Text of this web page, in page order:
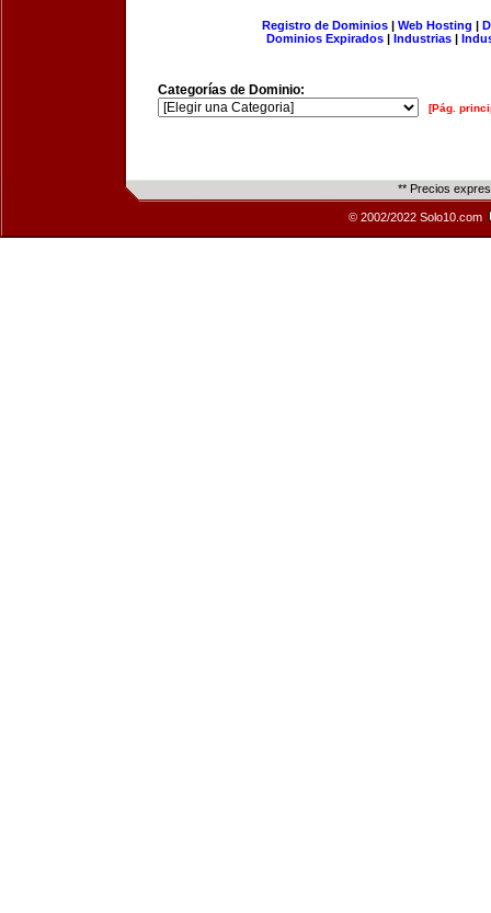
Registro de Dominios| Web Hosting |
Dominios Expirados | Industrias |
Categorías de Dominio:
[Pág.
** Precios
© 2002/2022 Solo10.com